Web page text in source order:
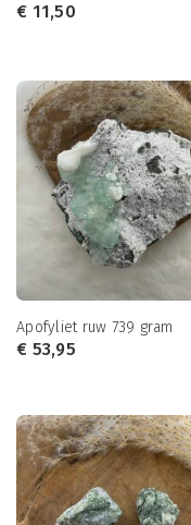
€ 11,50
Apofyliet ruw 739 gram
€ 53,95